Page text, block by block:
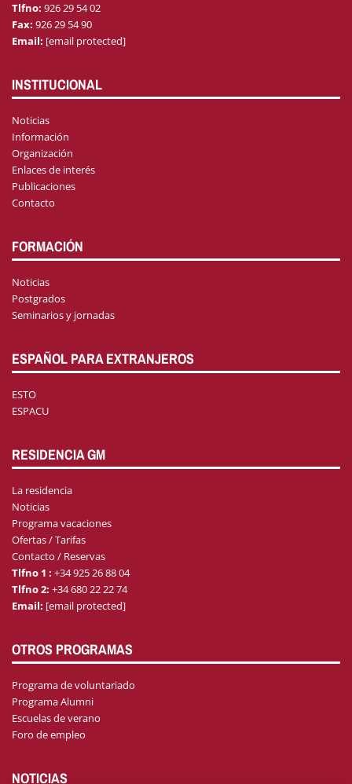
Tlfno: 926 29 54 02
Fax: 926 29 54 90
Email: [email protected]
INSTITUCIONAL
Noticias
Información
Organización
Enlaces de interés
Publicaciones
Contacto
FORMACIÓN
Noticias
Postgrados
Seminarios y jornadas
ESPAÑOL PARA EXTRANJEROS
ESTO
ESPACU
RESIDENCIA GM
La residencia
Noticias
Programa vacaciones
Ofertas / Tarifas
Contacto / Reservas
Tlfno 1 : +34 925 26 88 04
Tlfno 2: +34 680 22 22 74
Email: [email protected]
OTROS PROGRAMAS
Programa de voluntariado
Programa Alumni
Escuelas de verano
Foro de empleo
NOTICIAS